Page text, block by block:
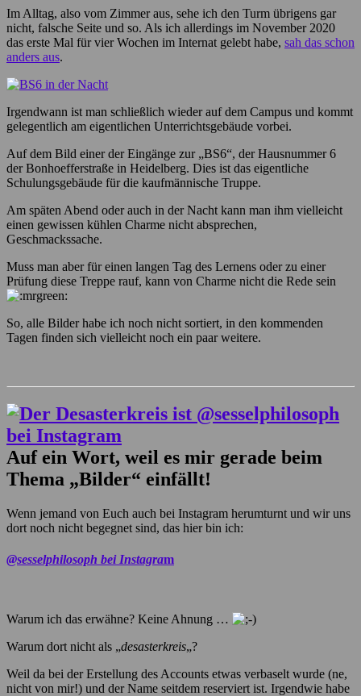
Im Alltag, also vom Zimmer aus, sehe ich den Turm übrigens gar
nicht, falsche Seite und so. Als ich allerdings im November 2020
das erste Mal für vier Wochen im Internat gelebt habe, sah das schon
anders aus.
Irgendwann ist man schließlich wieder auf dem Campus und kommt
gelegentlich am eigentlichen Unterrichtsgebäude vorbei.
Auf dem Bild einer der Eingänge zur „BS6“, der Hausnummer 6
der Bonhoefferstraße in Heidelberg. Dies ist das eigentliche
Schulungsgebäude für die kaufmännische Truppe.
Am späten Abend oder auch in der Nacht kann man ihm vielleicht
einen gewissen kühlen Charme nicht absprechen,
Geschmackssache.
Muss man aber für einen langen Tag des Lernens oder zu einer
Prüfung diese Treppe rauf, kann von Charme nicht die Rede sein
So, alle Bilder habe ich noch nicht sortiert, in den kommenden
Tagen finden sich vielleicht noch ein paar weitere.
Auf ein Wort, weil es mir gerade beim
Thema „Bilder“ einfällt!
Wenn jemand von Euch auch bei Instagram herumturnt und wir uns
dort noch nicht begegnet sind, das hier bin ich:
@sesselphilosoph bei Instagram
Warum ich das erwähne? Keine Ahnung …
Warum dort nicht als „desasterkreis„?
Weil da bei der Erstellung des Accounts etwas verbaselt wurde (ne,
nicht von mir!) und der Name seitdem reserviert ist. Irgendwie habe